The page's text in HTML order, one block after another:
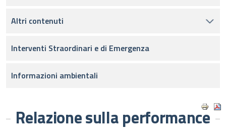
Altri contenuti
Interventi Straordinari e di Emergenza
Informazioni ambientali
Relazione sulla performance